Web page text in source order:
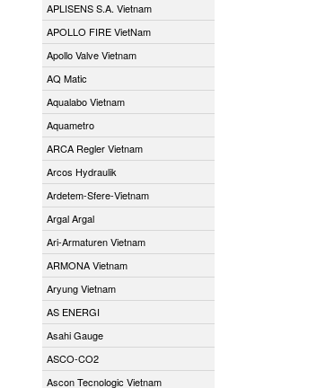
APLISENS S.A. Vietnam
APOLLO FIRE VietNam
Apollo Valve Vietnam
AQ Matic
Aqualabo Vietnam
Aquametro
ARCA Regler Vietnam
Arcos Hydraulik
Ardetem-Sfere-Vietnam
Argal Argal
Ari-Armaturen Vietnam
ARMONA Vietnam
Aryung Vietnam
AS ENERGI
Asahi Gauge
ASCO-CO2
Ascon Tecnologic Vietnam